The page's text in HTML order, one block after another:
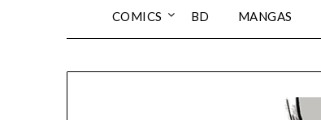
COMICS BD MANGAS